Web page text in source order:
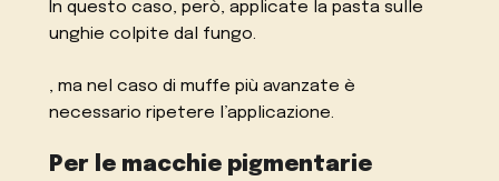
In questo caso, però, applicate la pasta sulle
unghie colpite dal fungo.
, ma nel caso di muffe più avanzate è
necessario ripetere l’applicazione.
Per le macchie pigmentarie